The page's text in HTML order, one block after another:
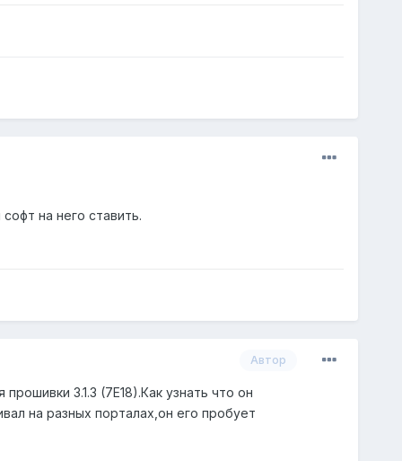
на него ставить.
Автор
3.1.3 (7Е18).Как узнать что он
на разных порталах,он его пробует